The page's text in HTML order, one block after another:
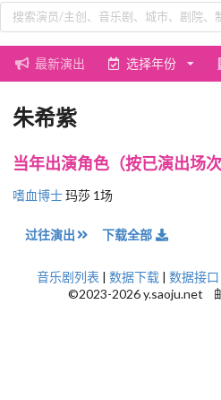
最新演出 选择年份
朱希紫
当年出演角色（按已演出场次
嗜血博士玛莎 1场
过往演出 下载全部
音乐剧列表 | 数据下载 | 数据接口
©2023-2026 y.saoju.net